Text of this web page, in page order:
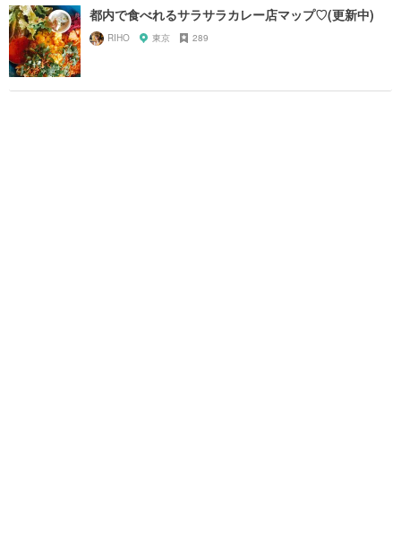
都内で食べれるサラサラカレー店マップ♡(更新中)
RIHO 東京 289